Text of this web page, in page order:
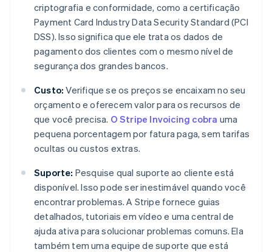
criptografia e conformidade, como a certificação
Payment Card Industry Data Security Standard (PCI
DSS). Isso significa que ele trata os dados de
pagamento dos clientes com o mesmo nível de
segurança dos grandes bancos.
Custo: Verifique se os preços se encaixam no seu
orçamento e oferecem valor para os recursos de
que você precisa. O Stripe Invoicing cobra uma
pequena porcentagem por fatura paga, sem tarifas
ocultas ou custos extras.
Suporte: Pesquise qual suporte ao cliente está
disponível. Isso pode ser inestimável quando você
encontrar problemas. A Stripe fornece guias
detalhados, tutoriais em vídeo e uma central de
ajuda ativa para solucionar problemas comuns. Ela
também tem uma equipe de suporte que está